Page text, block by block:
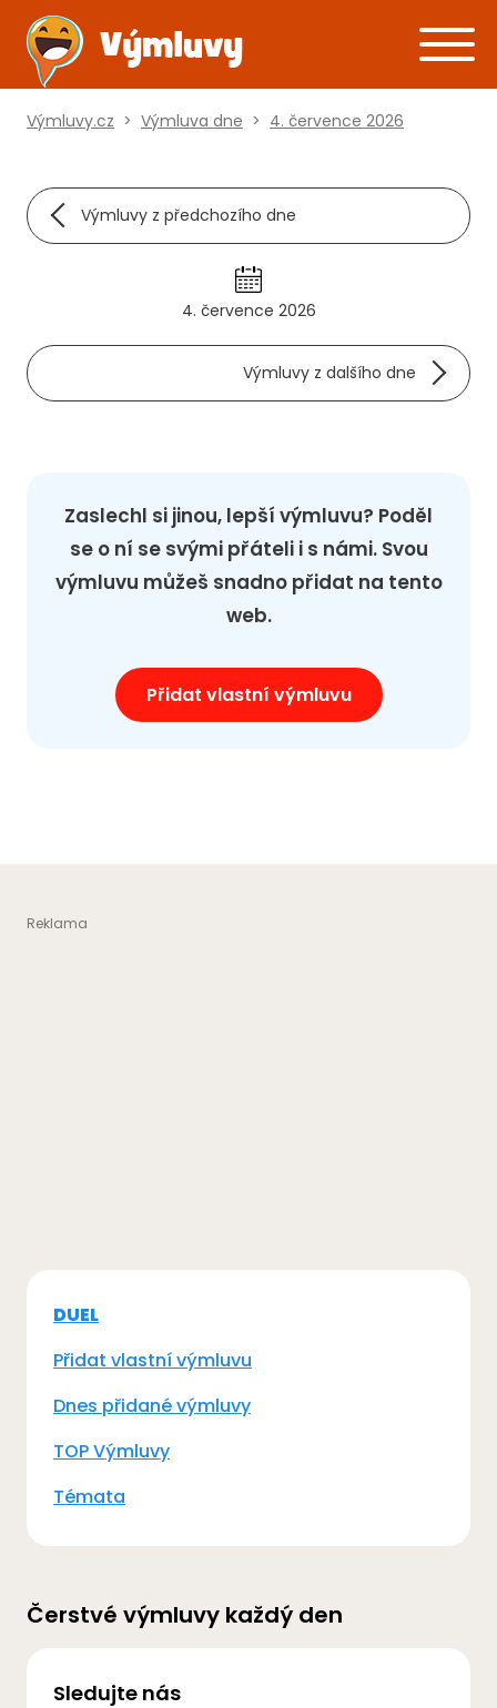
Výmluvy.cz > Výmluva dne > 4. července 2026
Výmluvy z předchozího dne
4. července 2026
Výmluvy z dalšího dne
Zaslechl si jinou, lepší výmluvu? Poděl
se o ní se svými přáteli i s námi. Svou
výmluvu můžeš snadno přidat na tento
web.
Přidat vlastní výmluvu
DUEL
Přidat vlastní výmluvu
Dnes přidané výmluvy
TOP Výmluvy
Témata
Čerstvé výmluvy každý den
Sledujte nás